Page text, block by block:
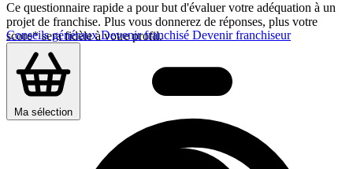
Conseils générauxDevenir franchisé Devenir franchiseur
Ma sélection
Ce questionnaire rapide a pour but d'évaluer votre adéquation à un
projet de franchise. Plus vous donnerez de réponses, plus votre
score* sera fidèle à votre profil.